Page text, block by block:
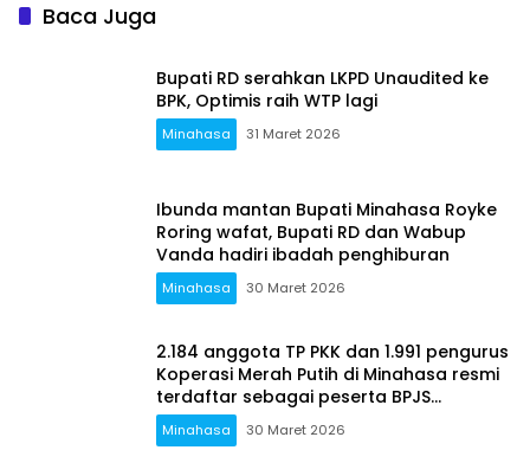
Baca Juga
Bupati RD serahkan LKPD Unaudited ke
BPK, Optimis raih WTP lagi
Minahasa 31 Maret 2026
Ibunda mantan Bupati Minahasa Royke
Roring wafat, Bupati RD dan Wabup
Vanda hadiri ibadah penghiburan
Minahasa 30 Maret 2026
2.184 anggota TP PKK dan 1.991 pengurus
Koperasi Merah Putih di Minahasa resmi
terdaftar sebagai peserta BPJS
Ketenegakerjaan
Minahasa 30 Maret 2026